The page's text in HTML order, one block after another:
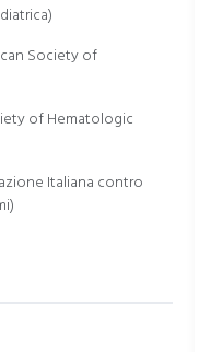
Society of
of Hematologic
Italiana contro